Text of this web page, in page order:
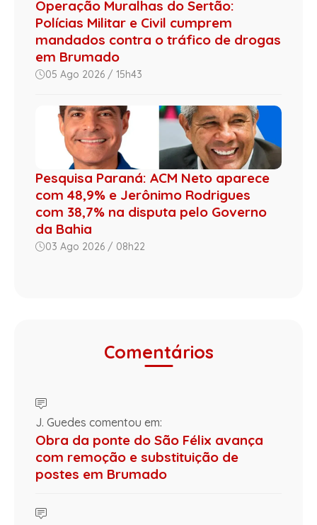
Operação Muralhas do Sertão:
Polícias Militar e Civil cumprem
mandados contra o tráfico de drogas
em Brumado
05 Ago 2026 / 15h43
Pesquisa Paraná: ACM Neto aparece
com 48,9% e Jerônimo Rodrigues
com 38,7% na disputa pelo Governo
da Bahia
03 Ago 2026 / 08h22
Comentários
J. Guedes comentou em:
Obra da ponte do São Félix avança
com remoção e substituição de
postes em Brumado